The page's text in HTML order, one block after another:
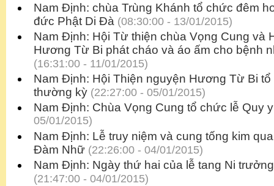
Nam Định: chùa Trùng Khánh tổ chức đêm
đức Phật Di Đà (08:30:00 - 13/01/2015)
Nam Định: Hội Từ thiện chùa Vọng Cung và
Hương Từ Bi phát cháo và áo ấm cho bệnh
(16:31:00 - 11/01/2015)
Nam Định: Hội Thiện nguyện Hương Từ Bi
thường kỳ (22:27:00 - 05/01/2015)
Nam Định: Chùa Vọng Cung tổ chức lễ Quy
05/01/2015)
Nam Định: Lễ truy niệm và cung tống kim
Đàm Nhữ (22:26:00 - 04/01/2015)
Nam Định: Ngày thứ hai của lễ tang Ni
(21:47:00 - 04/01/2015)